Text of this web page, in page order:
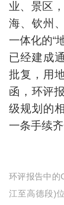
业、景区
海、钦州
一体化的“
已经建成
批复，用
函，环评
级规划的
一条手续
环评报告中的
江至高德段)